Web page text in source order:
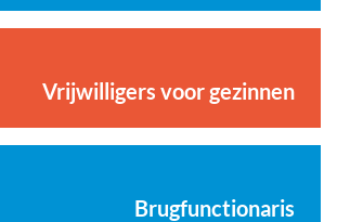
Vrijwilligers voor gezinnen
Brugfunctionaris